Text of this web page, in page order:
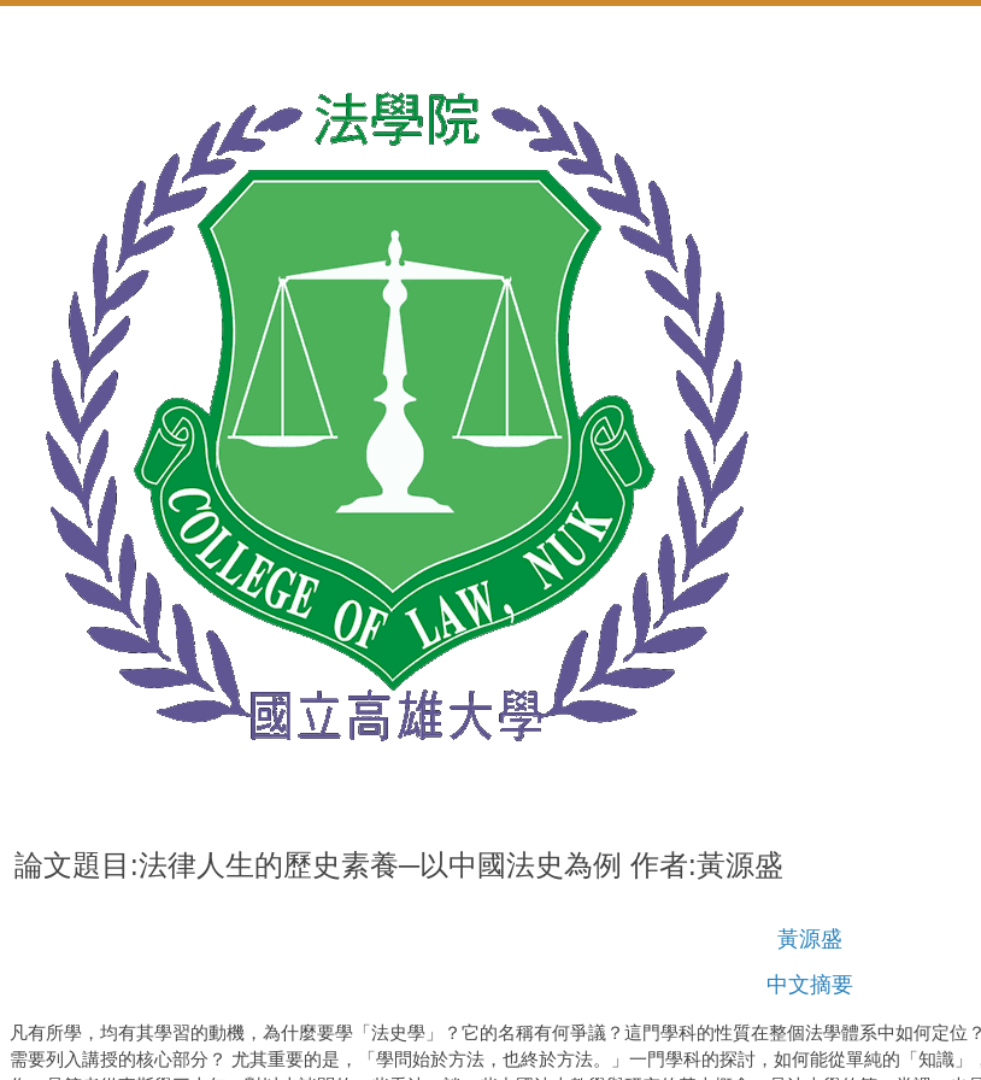
論文題目:法律人生的歷史素養─以中國法史為例 作者:黃源盛
黃源盛
中文摘要
凡有所學，均有其學習的動機，為什麼要學「法史學」？它的名稱有何爭議？這門學科的性質在整個法學體系中如何定
需要列入講授的核心部分？ 尤其重要的是，「學問始於方法，也終於方法。」一門學科的探討，如何能從單純的「知識